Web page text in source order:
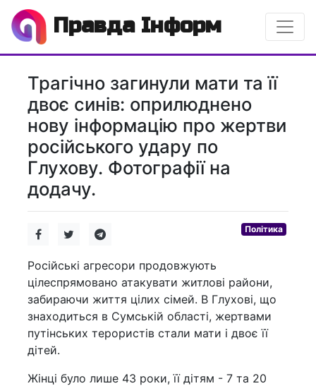
Правда Інформ
Трагічно загинули мати та її
двоє синів: оприлюднено
нову інформацію про жертви
російського удару по
Глухову. Фотографії на
додачу.
Політика
Російські агресори продовжують
цілеспрямовано атакувати житлові райони,
забираючи життя цілих сімей. В Глухові, що
знаходиться в Сумській області, жертвами
путінських терористів стали мати і двоє її
дітей.
Жінці було лише 43 роки, її дітям - 7 та 20